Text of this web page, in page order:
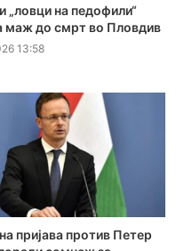
„ловци на педофили“
маж до смрт во Пловдив
13:58
пријава против Петер